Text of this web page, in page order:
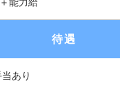
待遇
あり